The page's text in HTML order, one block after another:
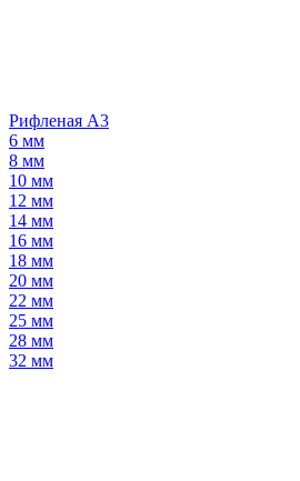
Рифленая А3
6 мм
8 мм
10 мм
12 мм
14 мм
16 мм
18 мм
20 мм
22 мм
25 мм
28 мм
32 мм